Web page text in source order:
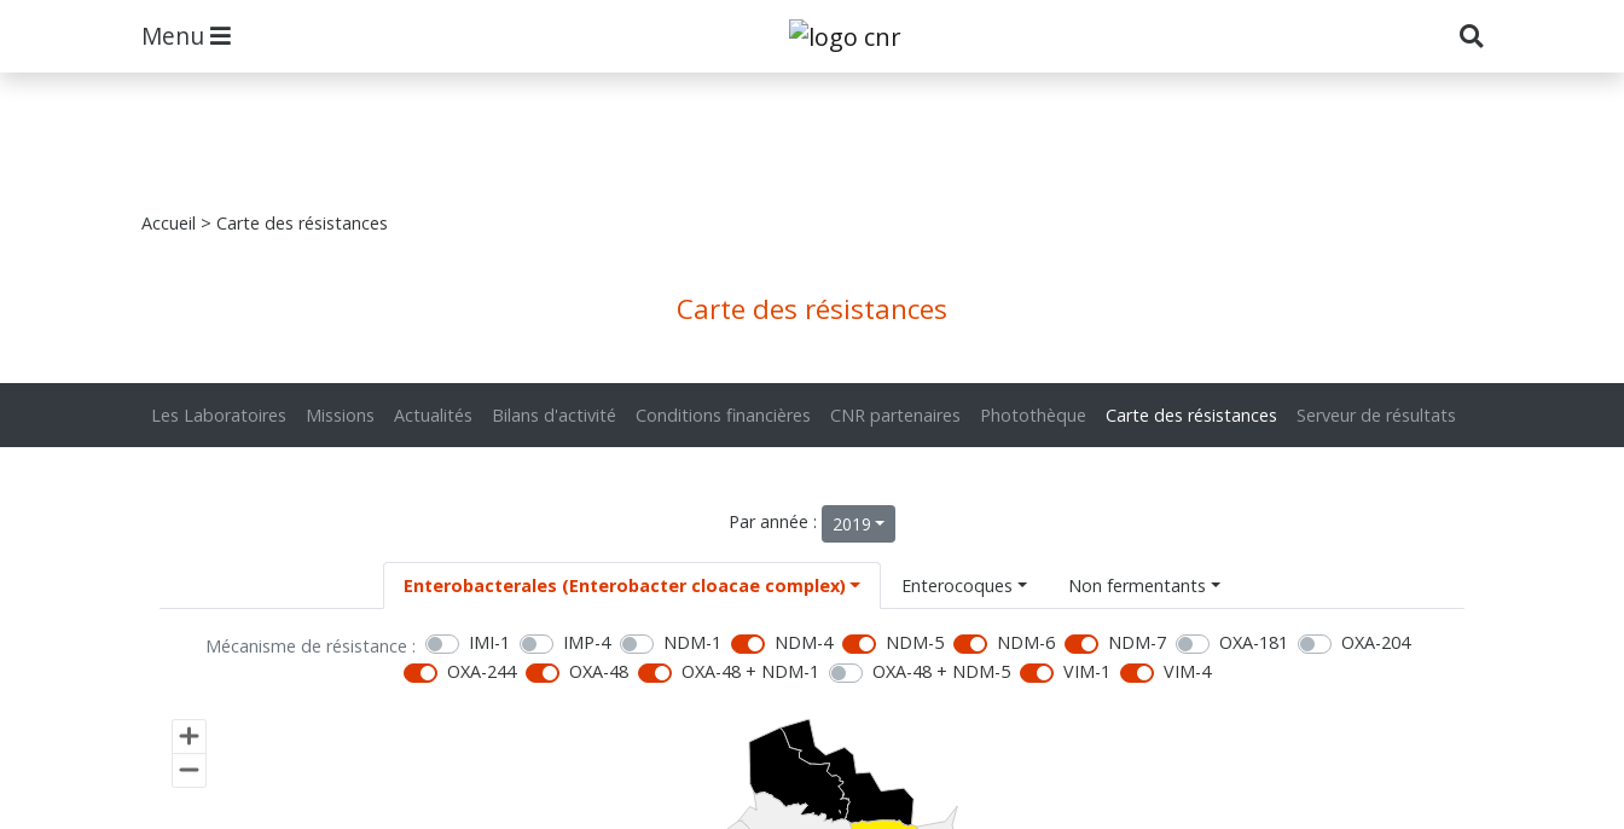
Menu
Accueil > Carte des résistances
Carte des résistances
Les Laboratoires Missions Actualités Bilans d'activité Conditions financières CNR partenaires Photothèque Carte des résistances Serveur de résultats
Par année : 2019
Enterobacterales (Enterobacter cloacae complex) Enterocoques Non fermentants
Mécanisme de résistance : IMI-1 IMP-4 NDM-1 NDM-4 NDM-5 NDM-6 NDM-7 OXA-181
OXA-204
OXA-244
OXA-48 OXA-48 + NDM-1 OXA-48 + NDM-5 VIM-1 VIM-4